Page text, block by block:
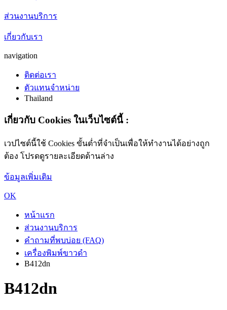
ส่วนงานบริการ
เกี่ยวกับเรา
navigation
ติดต่อเรา
ตัวแทนจำหน่าย
Thailand
เกี่ยวกับ Cookies ในเว็บไซต์นี้ :
เวปไซต์นี้ใช้ Cookies ขั้นต่ำที่จำเป็นเพื่อให้ทำงานได้อย่างถูก
ต้อง โปรดดูรายละเอียดด้านล่าง
ข้อมูลเพิ่มเติม
OK
หน้าแรก
ส่วนงานบริการ
คำถามที่พบบ่อย (FAQ)
เครื่องพิมพ์ขาวดำ
B412dn
B412dn